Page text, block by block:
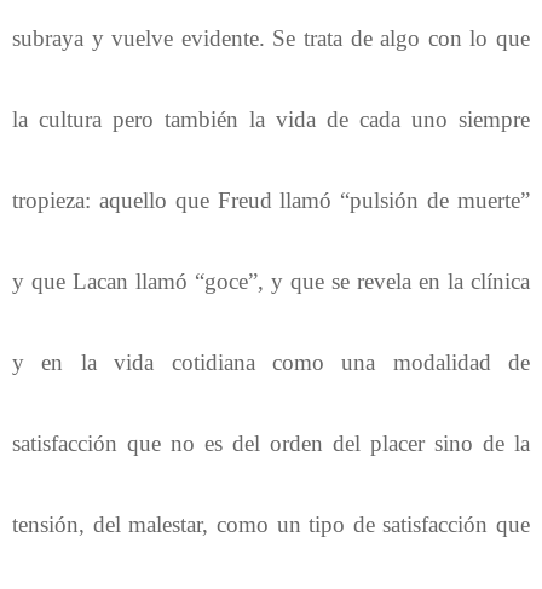
subraya y vuelve evidente. Se trata de algo con lo que
la cultura pero también la vida de cada uno siempre
tropieza: aquello que Freud llamó “pulsión de muerte”
y que Lacan llamó “goce”, y que se revela en la clínica
y en la vida cotidiana como una modalidad de
satisfacción que no es del orden del placer sino de la
tensión, del malestar, como un tipo de satisfacción que